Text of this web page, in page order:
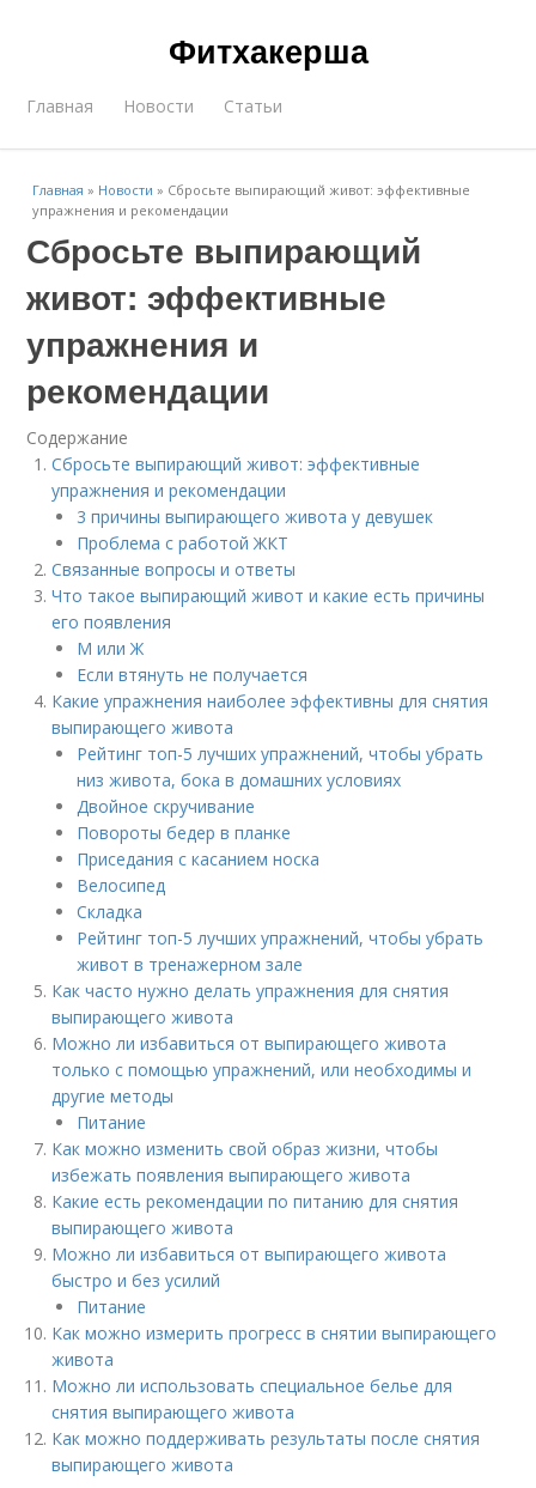
Фитхакерша
Главная Новости Статьи
Главная » Новости » Сбросьте выпирающий живот: эффективные
упражнения и рекомендации
Сбросьте выпирающий
живот: эффективные
упражнения и
рекомендации
Содержание
Сбросьте выпирающий живот: эффективные
упражнения и рекомендации
3 причины выпирающего живота у девушек
Проблема с работой ЖКТ
Связанные вопросы и ответы
Что такое выпирающий живот и какие есть причины
его появления
М или Ж
Если втянуть не получается
Какие упражнения наиболее эффективны для снятия
выпирающего живота
Рейтинг топ-5 лучших упражнений, чтобы убрать
низ живота, бока в домашних условиях
Двойное скручивание
Повороты бедер в планке
Приседания с касанием носка
Велосипед
Складка
Рейтинг топ-5 лучших упражнений, чтобы убрать
живот в тренажерном зале
Как часто нужно делать упражнения для снятия
выпирающего живота
Можно ли избавиться от выпирающего живота
только с помощью упражнений, или необходимы и
другие методы
Питание
Как можно изменить свой образ жизни, чтобы
избежать появления выпирающего живота
Какие есть рекомендации по питанию для снятия
выпирающего живота
Можно ли избавиться от выпирающего живота
быстро и без усилий
Питание
Как можно измерить прогресс в снятии выпирающего
живота
Можно ли использовать специальное белье для
снятия выпирающего живота
Как можно поддерживать результаты после снятия
выпирающего живота